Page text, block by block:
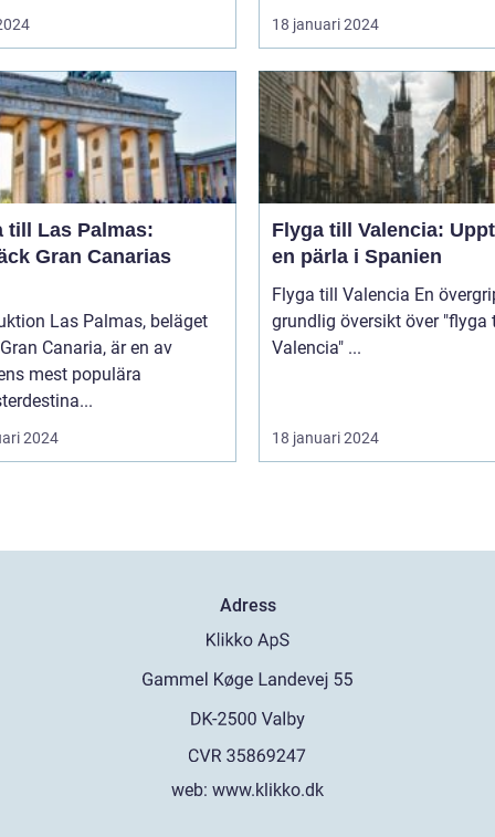
18 januari 2024
till Las Palmas:
Gran Canarias
Las Palmas, beläget
Canaria, är en av
mest populära
2024
Flyga till Valencia:
en pärla i Spanien
Flyga till Valencia En övergripande,
grundlig översikt över "flyga
Valencia" ...
18 januari 2024
Adress
web: www.klikko.dk